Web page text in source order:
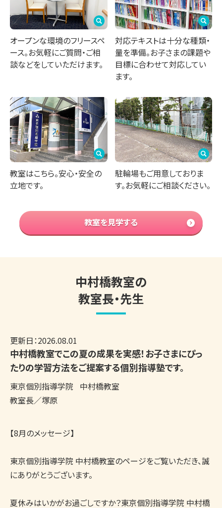
オープンな環境のフリースペ
ース。お気軽にご質問・ご相
談などをしていただけます。
対応テキストは十分な種類・
量を準備。お子さまの課題や
目標に合わせて対応してい
ます。
教室はこちら。安心・安全の
立地です。
駐輪場もご用意しておりま
す。お気軽にご相談ください。
教室を見学する
中村橋教室の
教室長・先生
更新日：2026.08.01
中村橋教室でこの夏の成果を実感！お子さまにぴっ
たりの学習方法をご提案する個別指導塾です。
東京個別指導学院
中村橋教室
教室長／塚原
【8月のメッセージ】
東京個別指導学院 中村橋教室のページをご覧いただき、誠
にありがとうございます。
夏休みはいかがお過ごしですか？東京個別指導学院 中村橋